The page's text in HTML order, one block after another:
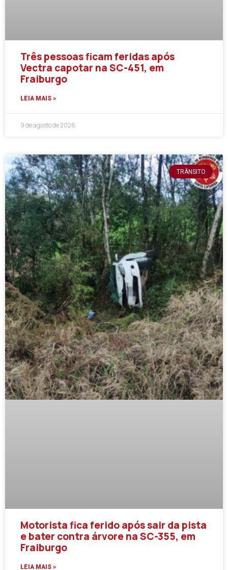
Três pessoas ficam feridas após
Vectra capotar na SC-451, em
Fraiburgo
LEIA MAIS »
9 de agosto de 2026
TRÂNSITO
Motorista fica ferido após sair da pista
e bater contra árvore na SC-355, em
Fraiburgo
LEIA MAIS »